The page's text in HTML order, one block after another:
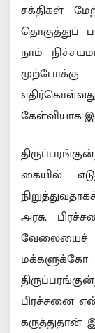
சக்திகள்
தொகுத்துப்
நாம்
கேள்வியாக
கையில்
அரசு,
வேலையைச்
பிரச்சனை
கருத்துதான்